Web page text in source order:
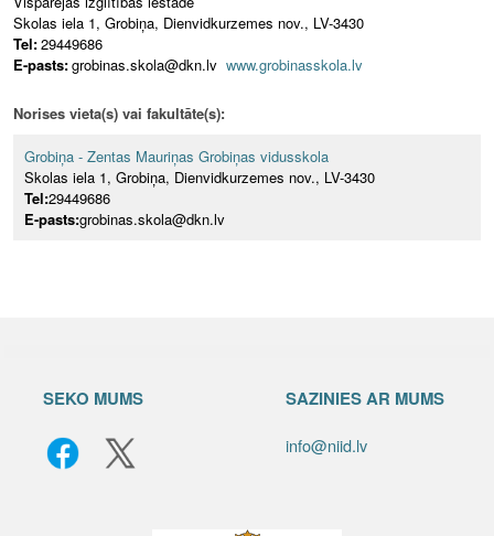
Skolas iela 1, Grobiņa, Dienvidkurzemes nov., LV-3430
Tel:29449686
E-pasts:grobinas.skola@dkn.lv www.grobinasskola.lv
Norises vieta(s) vai fakultāte(s):
Grobiņa - Zentas Mauriņas Grobiņas vidusskola
Skolas iela 1, Grobiņa, Dienvidkurzemes nov., LV-3430
Tel:29449686
E-pasts:grobinas.skola@dkn.lv
SEKO MUMS SAZINIES AR MUMS
info@niid.lv